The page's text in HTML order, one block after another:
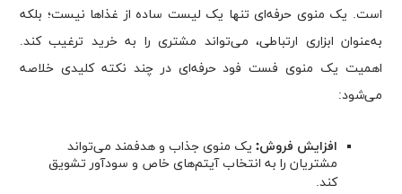
است. یک منوی حرفه‌ای تنها یک لیست ساده از غذاها نیست؛ بلکه
به‌عنوان ابزاری ارتباطی، می‌تواند مشتری را به خرید ترغیب کند.
اهمیت یک منوی فست فود حرفه‌ای در چند نکته کلیدی خلاصه
می‌شود:
افزایش فروش: یک منوی جذاب و هدفمند می‌تواند
مشتریان را به انتخاب آیتم‌های خاص و سودآور تشویق
کند.